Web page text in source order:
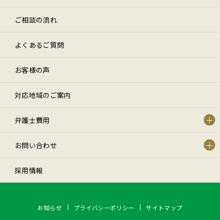
ご相談の流れ
よくあるご質問
お客様の声
対応地域のご案内
弁護士費用
お問い合わせ
採用情報
お知らせ プライバシーポリシー サイトマップ